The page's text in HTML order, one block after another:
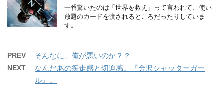
一番驚いたのは「世界を救え」って言われて、使い
放題のカードを渡されるところだったりしていま
す。
PREV そんなに、俺が悪いのか？？
NEXT
なんだあの疾走感と切迫感。『金沢シャッターガー
ル』。